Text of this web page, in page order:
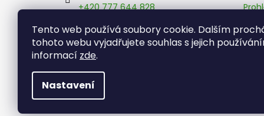
Tento web používá soubory cookie. Dalším
tohoto webu vyjadřujete souhlas s jejich
informací zde.
Nastavení
+420 777 644 828
bambusak_cz
Copyright 2026